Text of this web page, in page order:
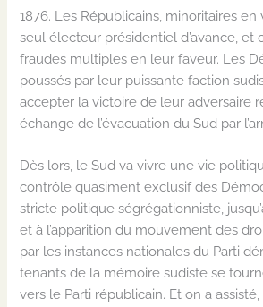
1876. Les Républicains, minoritaires en
seul électeur présidentiel d’avance, et
fraudes multiples en leur faveur. Les
poussés par leur puissante faction
accepter la victoire de leur adversaire
échange de l’évacuation du Sud par
Dès lors, le Sud va vivre une vie
contrôle quasiment exclusif des
stricte politique ségrégationniste,
et à l’apparition du mouvement des
par les instances nationales du Parti
tenants de la mémoire sudiste se
vers le Parti républicain. Et on a